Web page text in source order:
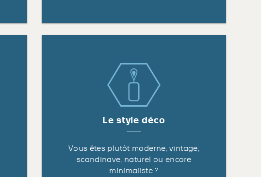
Le style déco
Vous êtes plutôt moderne, vintage,
scandinave, naturel ou encore
minimaliste ?